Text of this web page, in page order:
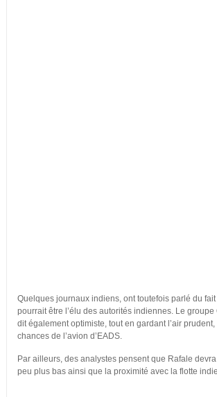
Quelques journaux indiens, ont toutefois parlé du fait
pourrait être l’élu des autorités indiennes. Le groupe
dit également optimiste, tout en gardant l’air
chances de l’avion d’EADS.
Par ailleurs, des analystes pensent que Rafale
peu plus bas ainsi que la proximité avec la flotte